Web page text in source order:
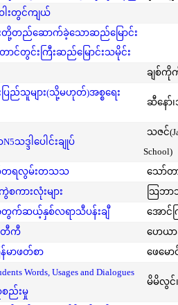
းတွင်ကျယ်
င်းတို့တည်ဆောက်ခဲ့သောဆည်မြောင်း
ောင်တွင်းကြီးဆည်မြောင်းသမိုင်း
ချစ်ကို
းပြည်သူများ(သို့မဟုတ်)အစ္စရေး
ဆီနော်၊
ဒ္ဒါပေါင်းချုပ်
သဇင်
School)
တရလွမ်းတသသ
သော်တ
ကားလုံးများ
သြဘာ
တွက်ဆယ့်နှစ်လရာသီပန်းချီ
အောင်
တီကီ
ဟေယာ
မာဖတ်စာ ဖေမော
Words, Usages and Dialogues
ည်းမှု
မိမိလွင်၊